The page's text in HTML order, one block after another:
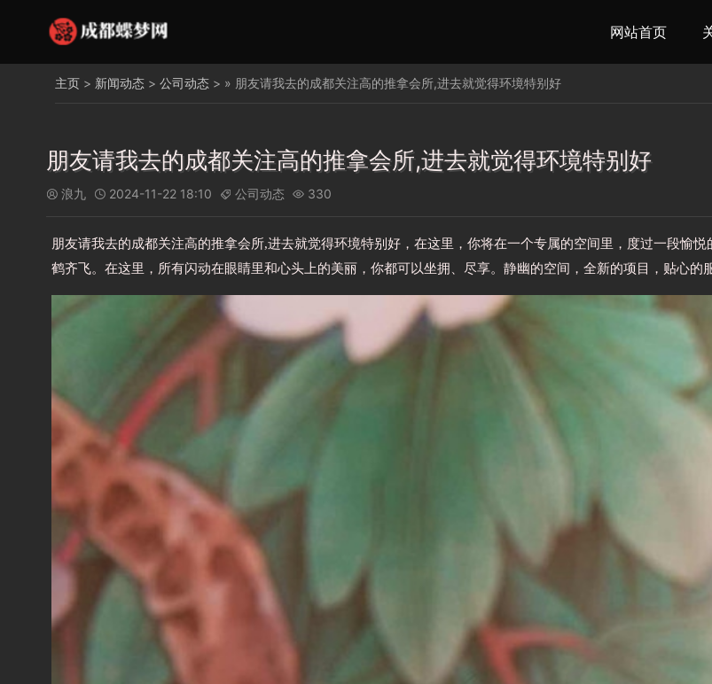
网站首页
主页 > 新闻动态 > 公司动态 > » 朋友请我去的成都关注高的推拿会所,进去就觉得环境特别好
朋友请我去的成都关注高的推拿会所,进去就觉得环境特别好
 浪九  2024-11-22 18:10  公司动态  330
朋友请我去的成都关注高的推拿会所,进去就觉得环境特别好，在这里，你将在一个专属的空间里，度过一段愉
鹤齐飞。在这里，所有闪动在眼睛里和心头上的美丽，你都可以坐拥、尽享。静幽的空间，全新的项目，贴心的